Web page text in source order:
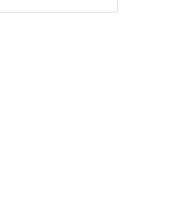
流淌，再用干
器本身的问题